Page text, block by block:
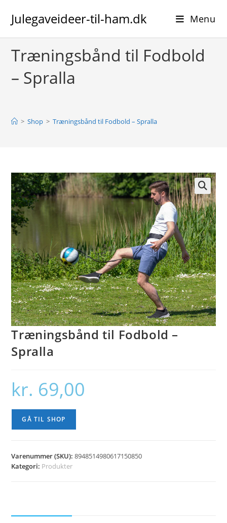
content
Julegaveideer-til-ham.dk Menu
Træningsbånd til Fodbold
– Spralla
> Shop > Træningsbånd til Fodbold – Spralla
🔍
Træningsbånd til Fodbold –
Spralla
kr. 69,00
GÅ TIL SHOP
Varenummer (SKU):8948514980617150850
Kategori: Produkter